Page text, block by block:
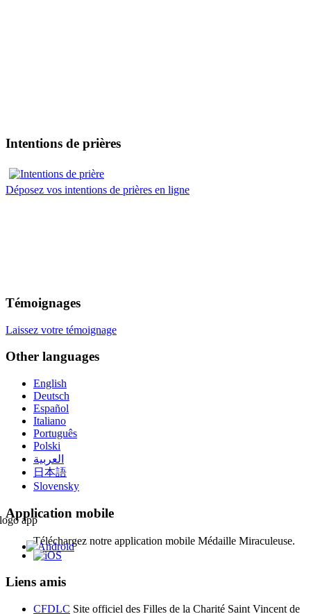
Intentions de prières
Déposez vos intentions de prières en ligne
Témoignages
Laissez votre témoignage
Other languages
English
Deutsch
Español
Italiano
Português
Polski
العربية
日本語
Slovensky
Application mobile
Téléchargez notre application mobile Médaille Miraculeuse.
Liens amis
CFDLC Site officiel des Filles de la Charité Saint Vincent de